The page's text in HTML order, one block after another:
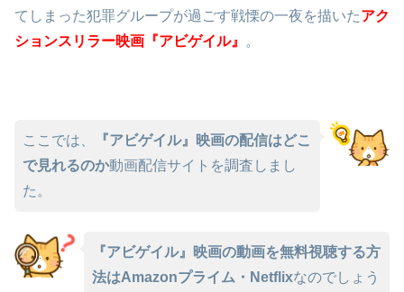
てしまった犯罪グループが過ごす戦慄の一夜を描いたアク
ションスリラー映画『アビゲイル』
。
ここでは、
『アビゲイル』映画の配信はどこ
で見れるのか動画配信サイトを調査しまし
た。
『アビゲイル』映画の動画を無料視聴する方
法はAmazonプライム・Netflixなのでしょう